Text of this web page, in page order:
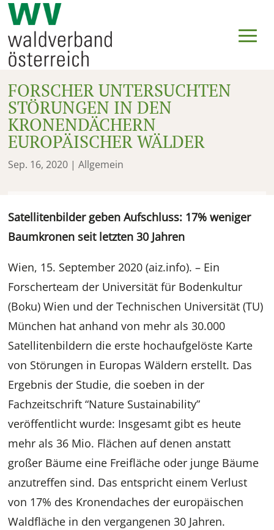
FORSCHER UNTERSUCHTEN
STÖRUNGEN IN DEN
KRONENDÄCHERN
EUROPÄISCHER WÄLDER
Sep. 16, 2020 | Allgemein
Satellitenbilder geben Aufschluss: 17% weniger
Baumkronen seit letzten 30 Jahren
Wien, 15. September 2020 (aiz.info). – Ein
Forscherteam der Universität für Bodenkultur
(Boku) Wien und der Technischen Universität (TU)
München hat anhand von mehr als 30.000
Satellitenbildern die erste hochaufgelöste Karte
von Störungen in Europas Wäldern erstellt. Das
Ergebnis der Studie, die soeben in der
Fachzeitschrift “Nature Sustainability”
veröffentlicht wurde: Insgesamt gibt es heute
mehr als 36 Mio. Flächen auf denen anstatt
großer Bäume eine Freifläche oder junge Bäume
anzutreffen sind. Das entspricht einem Verlust
von 17% des Kronendaches der europäischen
Waldfläche in den vergangenen 30 Jahren.